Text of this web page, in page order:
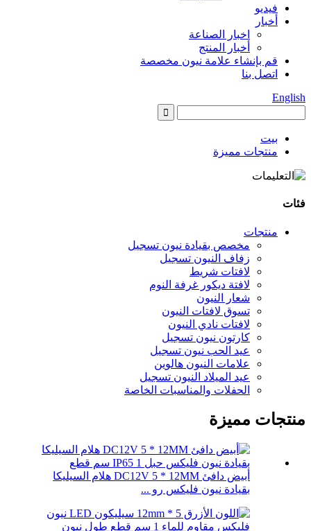
فيديو
أخبار
اخبار الصناعة
أخبار المنتج
قم بإنشاء علامة نيون مخصصة
اتصل بنا
English
بيت
منتجات مميزة
فئات
منتجات
مخصص بقيادة نيون تسجيل
زفاف النيون تسجيل
لافتات شريط
لافتة ديكور غرفة النوم
شعار النيون
تسوق لافتات النيون
لافتات نادي النيون
كارتون نيون تسجيل
عيد الحب نيون تسجيل
علامات النيون هالوين
عيد الميلاد النيون تسجيل
الحفلات والمناسبات الخاصة
منتجات مميزة
أبيض دافئ DC12V 5 * 12MM هلام السيليكا
بقيادة نيون فليكس رو ...